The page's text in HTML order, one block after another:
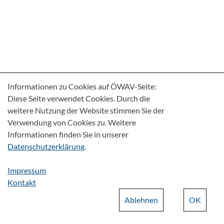
Informationen zu Cookies auf ÖWAV-Seite:
Diese Seite verwendet Cookies. Durch die
weitere Nutzung der Website stimmen Sie der
Verwendung von Cookies zu. Weitere
Informationen finden Sie in unserer
Datenschutzerklärung.
Impressum
Kontakt
OK
Ablehnen